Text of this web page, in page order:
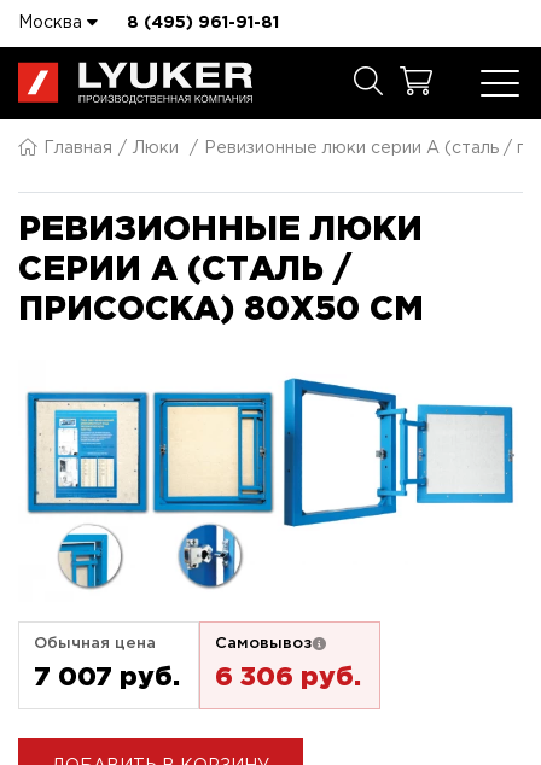
Москва 8 (495) 961-91-81
Главная Люки Ревизионные люки серии A (сталь /
РЕВИЗИОННЫЕ ЛЮКИ
СЕРИИ A (СТАЛЬ /
ПРИСОСКА) 80X50 СМ
Обычная цена
7 007 pуб.
Самовывоз
6 306 pуб.